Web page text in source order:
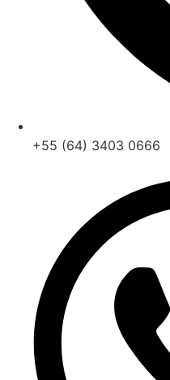
+55 (64) 3403 0666